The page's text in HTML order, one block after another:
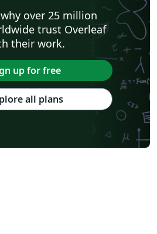
over 25 million
trust Overleaf
their work.
up for free
all plans